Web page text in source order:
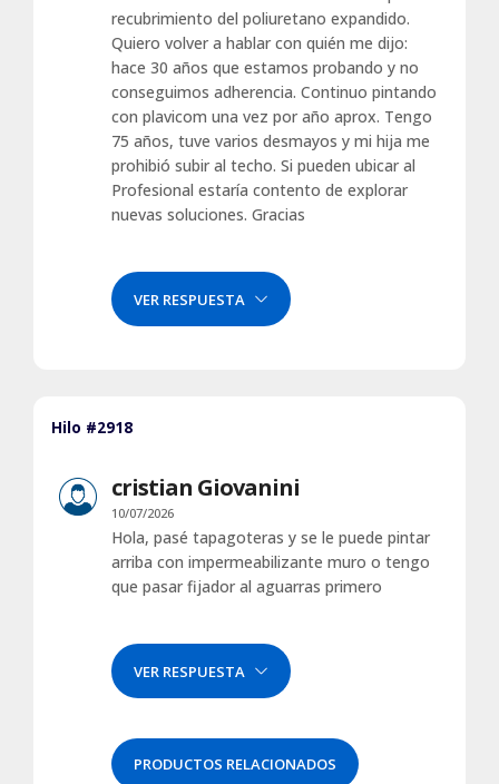
recubrimiento del poliuretano expandido.
Quiero volver a hablar con quién me dijo:
hace 30 años que estamos probando y no
conseguimos adherencia. Continuo pintando
con plavicom una vez por año aprox. Tengo
75 años, tuve varios desmayos y mi hija me
prohibió subir al techo. Si pueden ubicar al
Profesional estaría contento de explorar
nuevas soluciones. Gracias
VER RESPUESTA
Hilo #2918
cristian Giovanini
10/07/2026
Hola, pasé tapagoteras y se le puede pintar
arriba con impermeabilizante muro o tengo
que pasar fijador al aguarras primero
VER RESPUESTA
PRODUCTOS RELACIONADOS